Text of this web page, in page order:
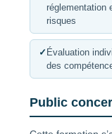
réglementation
risques
✓ Évaluation
des
Public